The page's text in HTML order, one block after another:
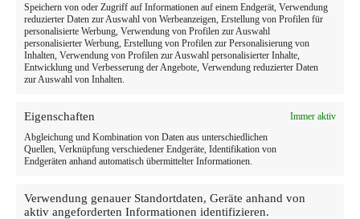
Speichern von oder Zugriff auf Informationen auf einem Endgerät, Verwendung
reduzierter Daten zur Auswahl von Werbeanzeigen, Erstellung von Profilen für
personalisierte Werbung, Verwendung von Profilen zur Auswahl
personalisierter Werbung, Erstellung von Profilen zur Personalisierung von
Inhalten, Verwendung von Profilen zur Auswahl personalisierter Inhalte,
Entwicklung und Verbesserung der Angebote, Verwendung reduzierter Daten
zur Auswahl von Inhalten.
Eigenschaften
Immer aktiv
Abgleichung und Kombination von Daten aus unterschiedlichen
Quellen, Verknüpfung verschiedener Endgeräte, Identifikation von
Endgeräten anhand automatisch übermittelter Informationen.
Verwendung genauer Standortdaten, Geräte anhand von
aktiv angeforderten Informationen identifizieren.